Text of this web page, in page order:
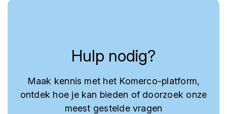
Hulp nodig?
Maak kennis met het Komerco-platform,
ontdek hoe je kan bieden of doorzoek onze
meest gestelde vragen